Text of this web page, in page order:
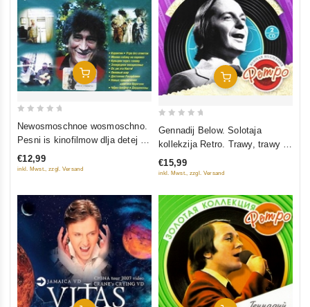
In Den Warenkorb
5
Newosmoschnoe wosmoschno.
Pesni is kinofilmow dlja detej na
stichi Jurija Entina
€12,99
inkl. Mwst., zzgl. Versand
In Den Warenkorb
5
Gennadij Below. Solotaja
kollekzija Retro. Trawy, trawy (2
CD)
€15,99
inkl. Mwst., zzgl. Versand